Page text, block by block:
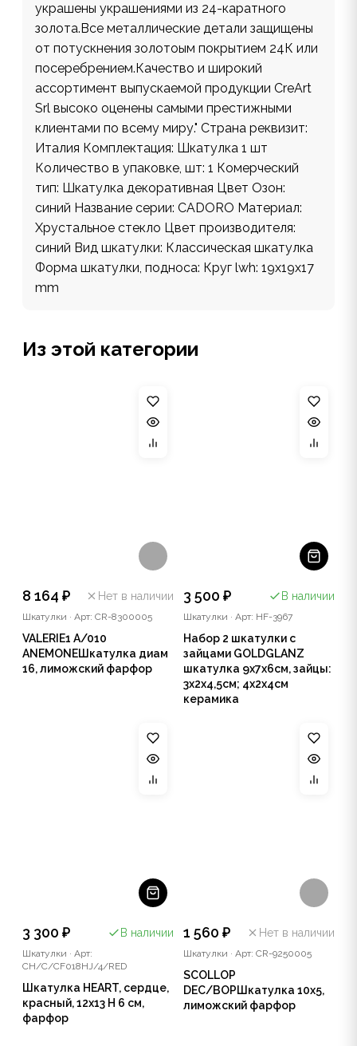
украшены украшениями из 24-каратного
золота.Все металлические детали защищены
от потускнения золотоым покрытием 24К или
посеребрением.Качество и широкий
ассортимент выпускаемой продукции CreArt
Srl высоко оценены самыми престижными
клиентами по всему миру." Страна реквизит:
Италия Комплектация: Шкатулка 1 шт
Количество в упаковке, шт: 1 Комерческий
тип: Шкатулка декоративная Цвет Озон:
синий Название серии: CADORO Материал:
Хрустальное стекло Цвет производителя:
синий Вид шкатулки: Классическая шкатулка
Форма шкатулки, подноса: Круг lwh: 19x19x17
mm
Из этой категории
8 164 ₽ Нет в наличии
Шкатулки · Арт: CR-8300005
VALERIE1 A/010
ANEMONEШкатулка диам
16, лиможский фарфор
3 500 ₽ В наличии
Шкатулки · Арт: HF-3967
Набор 2 шкатулки с
зайцами GOLDGLANZ
шкатулка 9x7x6см, зайцы:
3x2x4,5см; 4x2x4см
керамика
3 300 ₽ В наличии
Шкатулки · Арт:
CH/C/CF018HJ/4/RED
Шкатулка HEART, сердце,
красный, 12х13 Н 6 см,
фарфор
1 560 ₽ Нет в наличии
Шкатулки · Арт: CR-9250005
SCOLLOP
DEC/BOPШкатулка 10х5,
лиможский фарфор